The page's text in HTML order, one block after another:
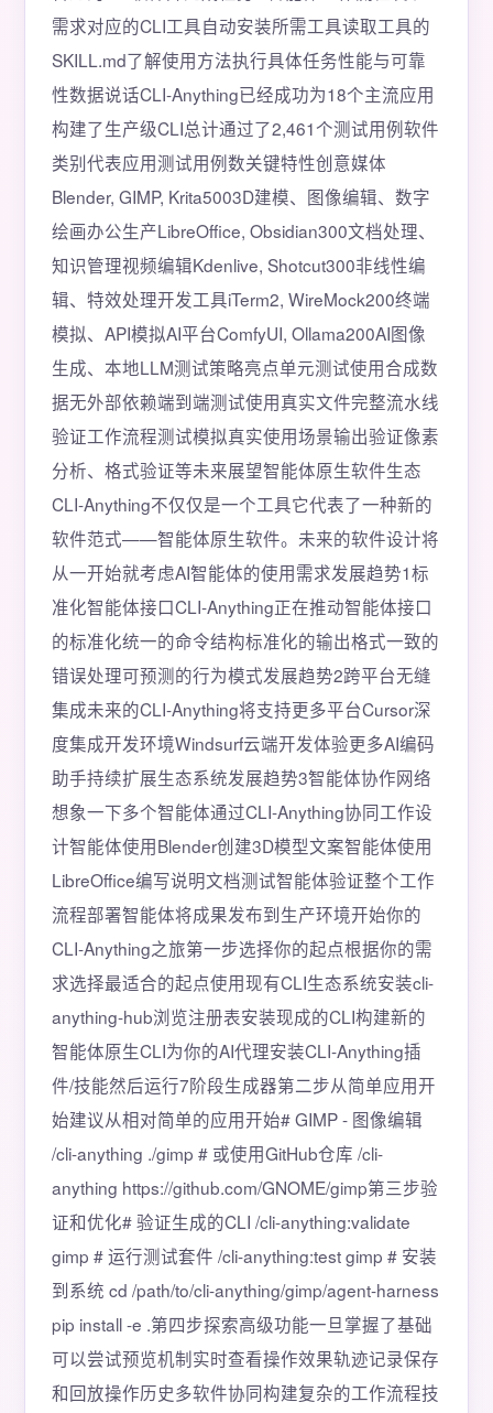
需求对应的CLI工具自动安装所需工具读取工具的
SKILL.md了解使用方法执行具体任务性能与可靠
性数据说话CLI-Anything已经成功为18个主流应用
构建了生产级CLI总计通过了2,461个测试用例软件
类别代表应用测试用例数关键特性创意媒体
Blender, GIMP, Krita5003D建模、图像编辑、数字
绘画办公生产LibreOffice, Obsidian300文档处理、
知识管理视频编辑Kdenlive, Shotcut300非线性编
辑、特效处理开发工具iTerm2, WireMock200终端
模拟、API模拟AI平台ComfyUI, Ollama200AI图像
生成、本地LLM测试策略亮点单元测试使用合成数
据无外部依赖端到端测试使用真实文件完整流水线
验证工作流程测试模拟真实使用场景输出验证像素
分析、格式验证等未来展望智能体原生软件生态
CLI-Anything不仅仅是一个工具它代表了一种新的
软件范式——智能体原生软件。未来的软件设计将
从一开始就考虑AI智能体的使用需求发展趋势1标
准化智能体接口CLI-Anything正在推动智能体接口
的标准化统一的命令结构标准化的输出格式一致的
错误处理可预测的行为模式发展趋势2跨平台无缝
集成未来的CLI-Anything将支持更多平台Cursor深
度集成开发环境Windsurf云端开发体验更多AI编码
助手持续扩展生态系统发展趋势3智能体协作网络
想象一下多个智能体通过CLI-Anything协同工作设
计智能体使用Blender创建3D模型文案智能体使用
LibreOffice编写说明文档测试智能体验证整个工作
流程部署智能体将成果发布到生产环境开始你的
CLI-Anything之旅第一步选择你的起点根据你的需
求选择最适合的起点使用现有CLI生态系统安装cli-
anything-hub浏览注册表安装现成的CLI构建新的
智能体原生CLI为你的AI代理安装CLI-Anything插
件/技能然后运行7阶段生成器第二步从简单应用开
始建议从相对简单的应用开始# GIMP - 图像编辑
/cli-anything ./gimp # 或使用GitHub仓库 /cli-
anything https://github.com/GNOME/gimp第三步验
证和优化# 验证生成的CLI /cli-anything:validate
gimp # 运行测试套件 /cli-anything:test gimp # 安装
到系统 cd /path/to/cli-anything/gimp/agent-harness
pip install -e .第四步探索高级功能一旦掌握了基础
可以尝试预览机制实时查看操作效果轨迹记录保存
和回放操作历史多软件协同构建复杂的工作流程技